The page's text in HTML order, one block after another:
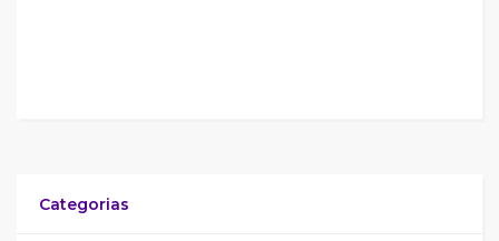
Categorias